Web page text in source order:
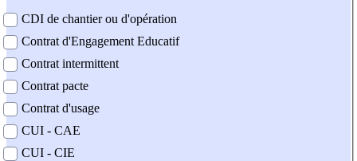
CDI de chantier ou d'opération
Contrat d'Engagement Educatif
Contrat intermittent
Contrat pacte
Contrat d'usage
CUI - CAE
CUI - CIE